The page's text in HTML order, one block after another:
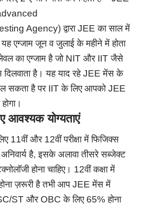
Agency) द्वारा JEE का साल में
यह एग्जाम जून व जुलाई के महीने में होता
का एग्जाम है जो NIT और IIT जैसे
दिलवाता है। यह याद रहे JEE मेंस के
सकता है पर IIT के लिए आपको JEE
आवश्यक योग्यताएं
और 12वीं परीक्षा में फिजिक्स
है, इसके अलावा तीसरे सब्जेक्ट
होना चाहिए। 12वीं कक्षा में
ज़रूरी है तभी आप JEE मेंस में
ST और OBC के लिए 65% होना